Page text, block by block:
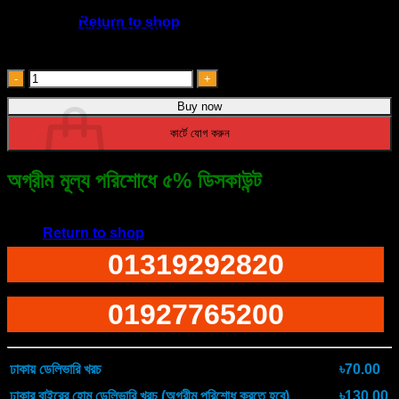
Return to shop
Cart
Return to shop
৳ 1,050.00.৳ 890.00.
Digital Alarm Clock
Table Clock Desktop
LED
Mirror
Digital
quantity
কার্টে যোগ করুন
Buy now
অগ্রীম মূল্য পরিশোধে ৫% ডিসকাউন্ট
01319292820
01927765200
ঢাকায় ডেলিভারি খরচ
৳70.00
ঢাকার বাইরের হোম ডেলিভারি খরচ (অগ্রীম পরিশোধ করতে হবে)
৳130.00